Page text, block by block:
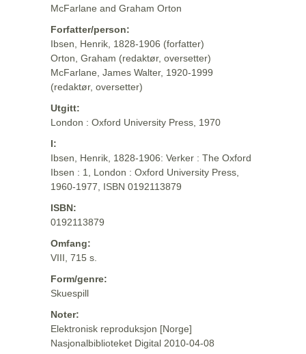
McFarlane and Graham Orton
Forfatter/person:
Ibsen, Henrik, 1828-1906 (forfatter)
Orton, Graham (redaktør, oversetter)
McFarlane, James Walter, 1920-1999
(redaktør, oversetter)
Utgitt:
London : Oxford University Press, 1970
I:
Ibsen, Henrik, 1828-1906: Verker : The Oxford
Ibsen : 1, London : Oxford University Press,
1960-1977, ISBN 0192113879
ISBN:
0192113879
Omfang:
VIII, 715 s.
Form/genre:
Skuespill
Noter:
Elektronisk reproduksjon [Norge]
Nasjonalbiblioteket Digital 2010-04-08